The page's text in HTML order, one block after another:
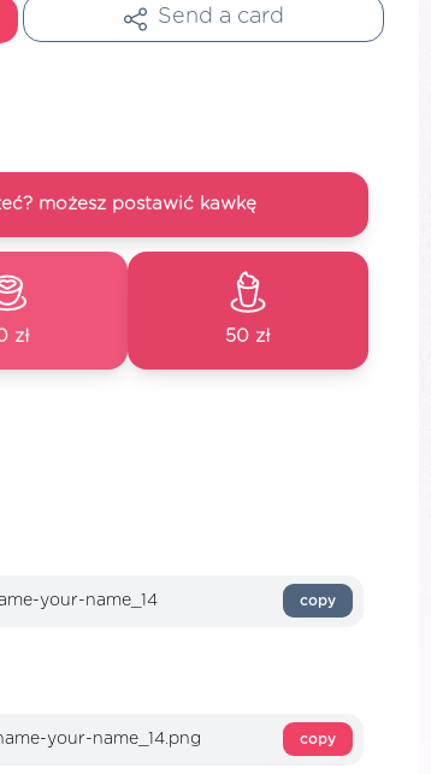
Send a card
możesz postawić kawkę
zł 50 zł
copy
copy